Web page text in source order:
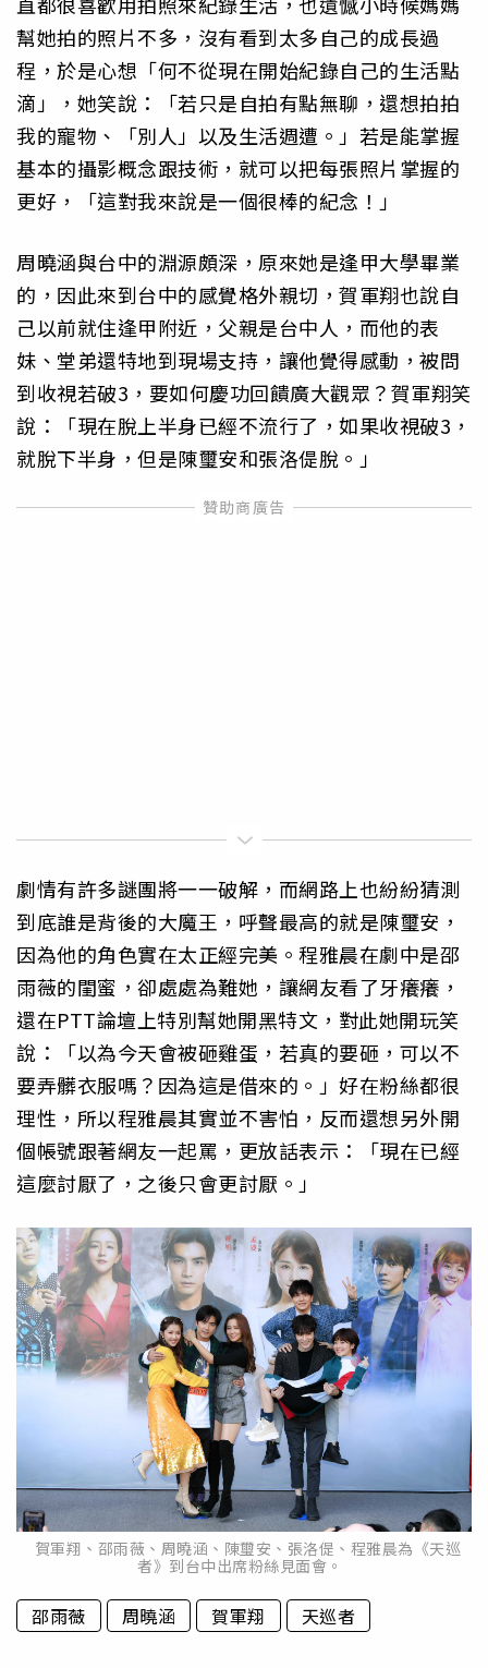
幫她拍的照片不多，沒有看到太多自己的成長過
程，於是心想「何不從現在開始紀錄自己的生活點
滴」，她笑說：「若只是自拍有點無聊，還想拍拍
我的寵物、「別人」以及生活週遭。」若是能掌握
基本的攝影概念跟技術，就可以把每張照片掌握的
更好，「這對我來說是一個很棒的紀念！」
周曉涵與台中的淵源頗深，原來她是逢甲大學畢業
的，因此來到台中的感覺格外親切，賀軍翔也說自
己以前就住逢甲附近，父親是台中人，而他的表
妹、堂弟還特地到現場支持，讓他覺得感動，被問
到收視若破3，要如何慶功回饋廣大觀眾？賀軍翔笑
說：「現在脫上半身已經不流行了，如果收視破3，
就脫下半身，但是陳璽安和張洛偍脫。」
劇情有許多謎團將一一破解， 而網路上也紛紛猜測
到底誰是背後的大魔王， 呼聲最高的就是陳璽安，
因為他的角色實在太正經完美。 程雅晨在劇中是邵
雨薇的閨蜜，卻處處為難她，讓網友看了牙癢癢，
還在PTT論壇上特別幫她開黑特文，對此她開玩笑
說：「以為今天會被砸雞蛋，若真的要砸，可以不
要弄髒衣服嗎？ 因為這是借來的。」好在粉絲都很
理性，所以程雅晨其實並不害怕， 反而還想另外開
個帳號跟著網友一起罵，更放話表示：「現在已經
這麼討厭了，之後只會更討厭。」
賀軍翔、邵雨薇、周曉涵、陳璽安、張洛偍、程雅晨為《天巡
者》到台中出席粉絲見面會。
邵雨薇 周曉涵 賀軍翔 天巡者